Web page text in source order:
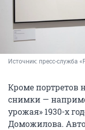
Источник: пресс-служба
Кроме портретов
снимки —
урожая» 1930-х
Доможилова.